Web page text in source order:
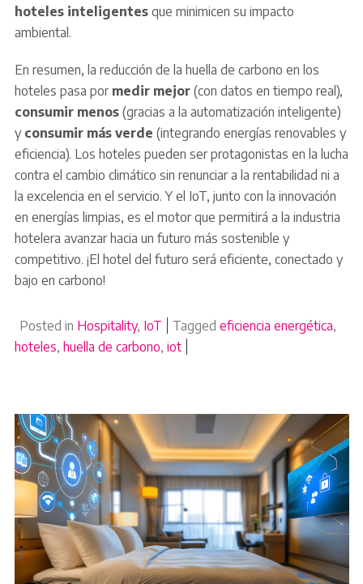
hoteles inteligentesque minimicen su impacto
ambiental.
En resumen, la reducción de la huella de carbono en los
hoteles pasa por medir mejor(con datos en tiempo real),
consumir menos(gracias a la automatización inteligente)
y consumir más verde (integrando energías renovables y
eficiencia). Los hoteles pueden ser protagonistas en la lucha
contra el cambio climático sin renunciar a la rentabilidad ni a
la excelencia en el servicio. Y el IoT, junto con la innovación
en energías limpias, es el motor que permitirá a la industria
hotelera avanzar hacia un futuro más sostenible y
competitivo. ¡El hotel del futuro será eficiente, conectado y
bajo en carbono!
Posted in Hospitality, IoT Tagged eficiencia energética,
hoteles, huella de carbono, iot